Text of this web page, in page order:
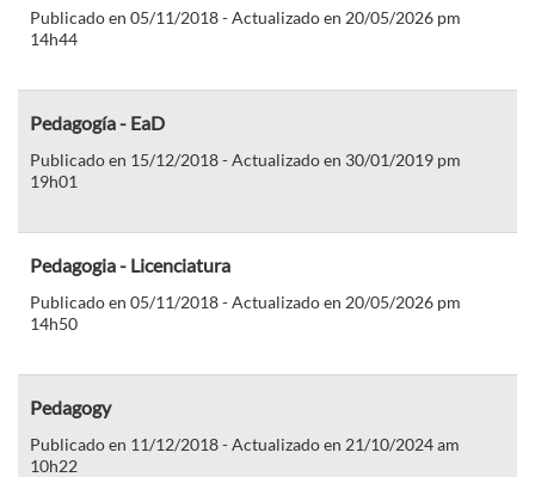
Publicado en 05/11/2018 - Actualizado en 20/05/2026 pm
14h44
Pedagogía - EaD
Publicado en 15/12/2018 - Actualizado en 30/01/2019 pm
19h01
Pedagogia - Licenciatura
Publicado en 05/11/2018 - Actualizado en 20/05/2026 pm
14h50
Pedagogy
Publicado en 11/12/2018 - Actualizado en 21/10/2024 am
10h22